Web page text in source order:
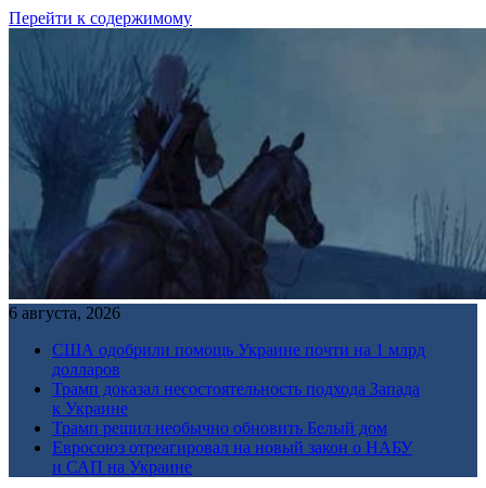
Перейти к содержимому
6 августа, 2026
США одобрили помощь Украине почти на 1 млрд
долларов
Трамп доказал несостоятельность подхода Запада
к Украине
Трамп решил необычно обновить Белый дом
Евросоюз отреагировал на новый закон о НАБУ
и САП на Украине